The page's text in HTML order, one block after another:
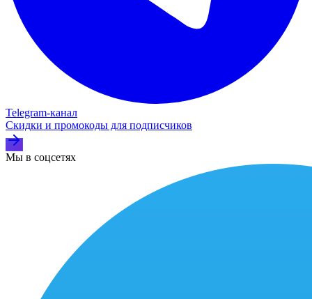
Telegram‑канал
Скидки и промокоды для подписчиков
Мы в соцсетях